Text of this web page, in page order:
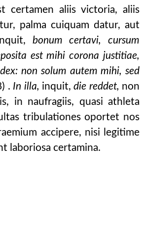
certamen aliis victoria, aliis
palma cuiquam datur, aut
bonum certavi, cursum
est mihi corona justitiae,
non solum autem mihi, sed
. In illa, inquit,die reddet, non
in naufragiis, quasi athleta
tribulationes oportet nos
accipere, nisi legitime
laboriosa certamina.